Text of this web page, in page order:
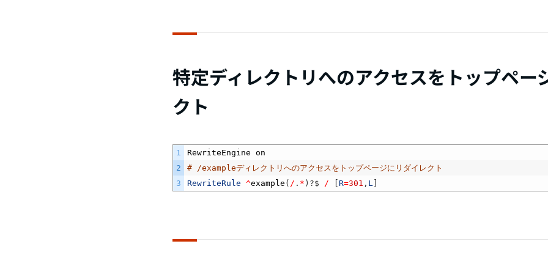
特定ディレクトリへのアクセスをトップペー
クト
1
2
3
RewriteEngine on
# /exampleディレクトリへのアクセスをトップページにリダイレクト
RewriteRule ^example ( / . * ) ?$ / R=301 , L